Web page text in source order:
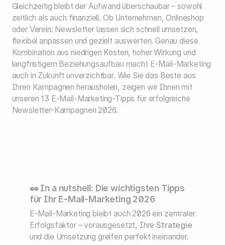
Gleichzeitig bleibt der Aufwand überschaubar – sowohl
zeitlich als auch finanziell. Ob Unternehmen, Onlineshop
oder Verein: Newsletter lassen sich schnell umsetzen,
flexibel anpassen und gezielt auswerten. Genau diese
Kombination aus niedrigen Kosten, hoher Wirkung und
langfristigem Beziehungsaufbau macht E-Mail-Marketing
auch in Zukunft unverzichtbar. Wie Sie das Beste aus
Ihren Kampagnen herausholen, zeigen wir Ihnen mit
unseren 13 E-Mail-Marketing-Tipps für erfolgreiche
Newsletter-Kampagnen 2026.
🥜 In a nutshell: Die wichtigsten Tipps
für Ihr E-Mail-Marketing 2026
E-Mail-Marketing bleibt auch 2026 ein zentraler
Erfolgsfaktor – vorausgesetzt, IhreStrategie
und die Umsetzung greifen perfekt ineinander.